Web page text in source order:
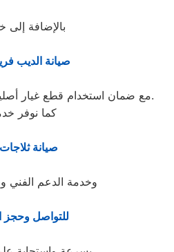
بالإضافة إلى
صيانة الديب
مع ضمان استخدام قطع غيار أصلية وفحص شامل للأعطال.
كما نوفر
صيانة ثلاجات
وخدمة الدعم الفني
للتواصل وحجز